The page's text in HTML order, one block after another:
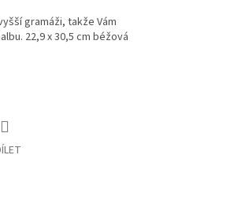
gramáži, takže Vám
22,9 x 30,5 cm béžová